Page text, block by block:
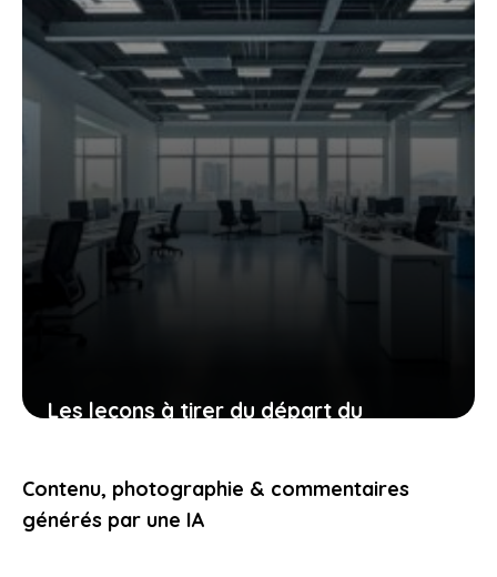
29 avril 2026
Les leçons à tirer du départ du
après une période compliquée
25 avril 2026
Contenu, photographie & commentaires
générés par une IA